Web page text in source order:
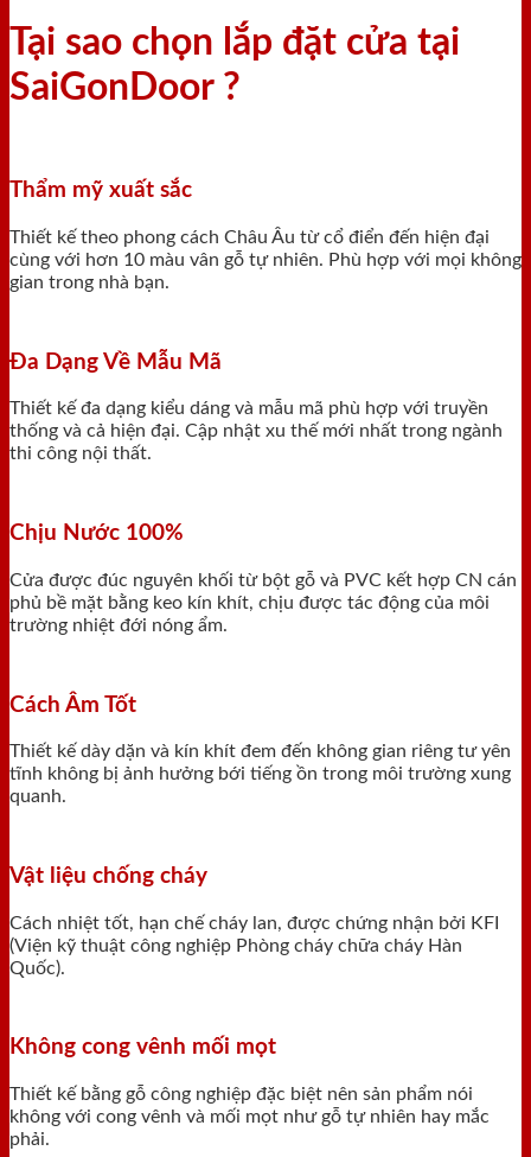
Tại sao chọn lắp đặt cửa tại
SaiGonDoor ?
Thẩm mỹ xuất sắc
Thiết kế theo phong cách Châu Âu từ cổ điển đến hiện đại
cùng với hơn 10 màu vân gỗ tự nhiên. Phù hợp với mọi không
gian trong nhà bạn.
Đa Dạng Về Mẫu Mã
Thiết kế đa dạng kiểu dáng và mẫu mã phù hợp với truyền
thống và cả hiện đại. Cập nhật xu thế mới nhất trong ngành
thi công nội thất.
Chịu Nước 100%
Cửa được đúc nguyên khối từ bột gỗ và PVC kết hợp CN cán
phủ bề mặt bằng keo kín khít, chịu được tác động của môi
trường nhiệt đới nóng ẩm.
Cách Âm Tốt
Thiết kế dày dặn và kín khít đem đến không gian riêng tư yên
tĩnh không bị ảnh hưởng bới tiếng ồn trong môi trường xung
quanh.
Vật liệu chống cháy
Cách nhiệt tốt, hạn chế cháy lan, được chứng nhận bởi KFI
(Viện kỹ thuật công nghiệp Phòng cháy chữa cháy Hàn
Quốc).
Không cong vênh mối mọt
Thiết kế bằng gỗ công nghiệp đặc biệt nên sản phẩm nói
không với cong vênh và mối mọt như gỗ tự nhiên hay mắc
phải.